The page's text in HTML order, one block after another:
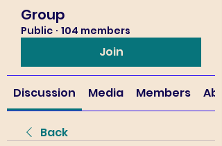
Group
Public · 104 members
Join
Discussion Media Members
Back